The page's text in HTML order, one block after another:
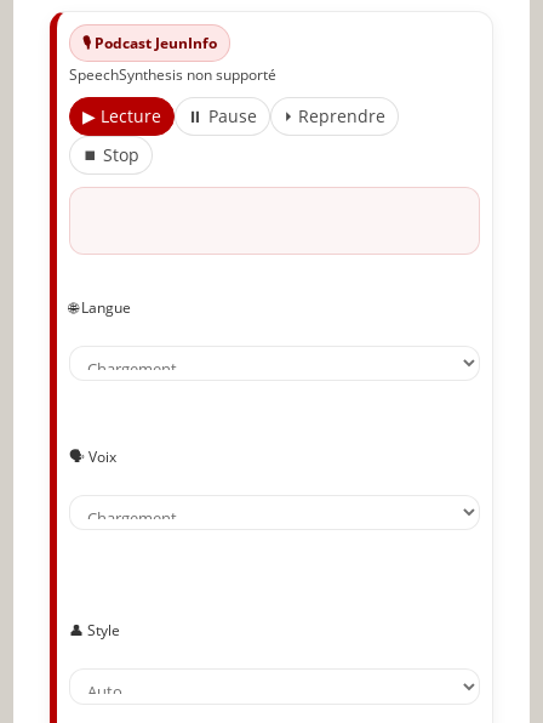
Forces & talents
La meilleure version de soi
S’inspirer de modèles
Trouvez des gens qui vous inspirent
Arrêtez de penser en noir et blanc
Fixez-vous un objectif
🎙️ Podcast JeunInfo
SpeechSynthesis non supporté
▶ Lecture ⏸ Pause
⏵ Reprendre
⏹ Stop
🌐 Langue
🗣️ Voix
👤 Style